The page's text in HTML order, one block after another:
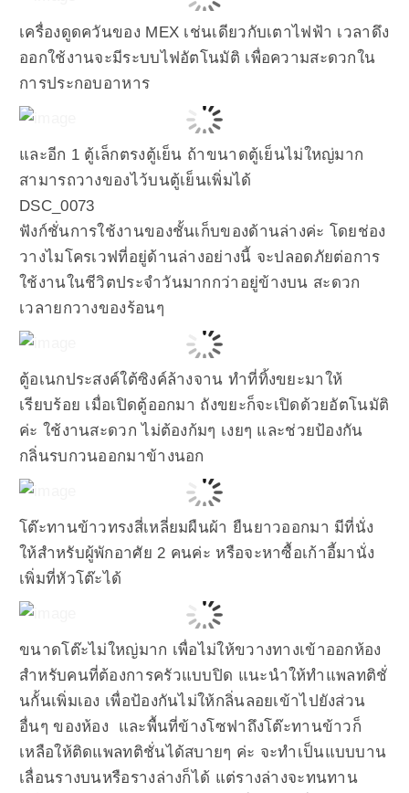
เครื่องดูดควันของ MEX เช่นเดียวกับเตาไฟฟ้า เวลาดึง
ออกใช้งานจะมีระบบไฟอัตโนมัติ เพื่อความสะดวกใน
การประกอบอาหาร
และอีก 1 ตู้เล็กตรงตู้เย็น ถ้าขนาดตู้เย็นไม่ใหญ่มาก
สามารถวางของไว้บนตู้เย็นเพิ่มได้
DSC_0073
ฟังก์ชั่นการใช้งานของชั้นเก็บของด้านล่างค่ะ โดยช่อง
วางไมโครเวฟที่อยู่ด้านล่างอย่างนี้ จะปลอดภัยต่อการ
ใช้งานในชีวิตประจำวันมากกว่าอยู่ข้างบน สะดวก
เวลายกวางของร้อนๆ
ตู้อเนกประสงค์ใต้ซิงค์ล้างจาน ทำที่ทิ้งขยะมาให้
เรียบร้อย เมื่อเปิดตู้ออกมา ถังขยะก็จะเปิดด้วยอัตโนมัติ
ค่ะ ใช้งานสะดวก ไม่ต้องก้มๆ เงยๆ และช่วยป้องกัน
กลิ่นรบกวนออกมาข้างนอก
โต๊ะทานข้าวทรงสี่เหลี่ยมผืนผ้า ยืนยาวออกมา มีที่นั่ง
ให้สำหรับผู้พักอาศัย 2 คนค่ะ หรือจะหาซื้อเก้าอี้มานั่ง
เพิ่มที่หัวโต๊ะได้
ขนาดโต๊ะไม่ใหญ่มาก เพื่อไม่ให้ขวางทางเข้าออกห้อง
สำหรับคนที่ต้องการครัวแบบปิด แนะนำให้ทำแพลทติชั่
นกั้นเพิ่มเอง เพื่อป้องกันไม่ให้กลิ่นลอยเข้าไปยังส่วน
อื่นๆ ของห้อง และพื้นที่ข้างโซฟาถึงโต๊ะทานข้าวก็
เหลือให้ติดแพลทติชั่นได้สบายๆ ค่ะ จะทำเป็นแบบบาน
เลื่อนรางบนหรือรางล่างก็ได้ แต่รางล่างจะทนทาน